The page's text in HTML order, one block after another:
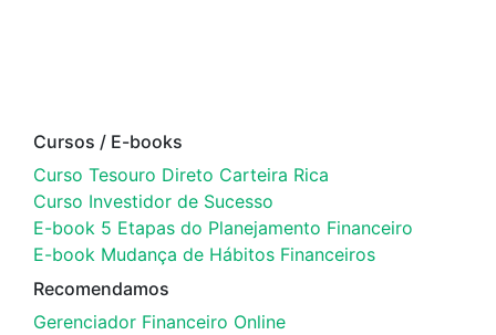
Cursos / E-books
Curso Tesouro Direto Carteira Rica
Curso Investidor de Sucesso
E-book 5 Etapas do Planejamento Financeiro
E-book Mudança de Hábitos Financeiros
Recomendamos
Gerenciador Financeiro Online